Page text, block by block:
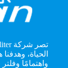
الحياة،
واهتمامًا